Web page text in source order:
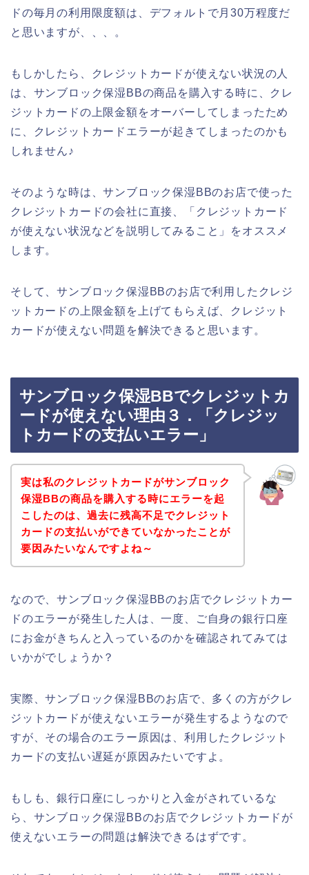
ドの毎月の利用限度額は、デフォルトで月30万程度だ
と思いますが、、、。
もしかしたら、クレジットカードが使えない状況の人
は、サンブロック保湿BBの商品を購入する時に、クレ
ジットカードの上限金額をオーバーしてしまったため
に、クレジットカードエラーが起きてしまったのかも
しれません♪
そのような時は、サンブロック保湿BBのお店で使った
クレジットカードの会社に直接、「クレジットカード
が使えない状況などを説明してみること」をオススメ
します。
そして、サンブロック保湿BBのお店で利用したクレジ
ットカードの上限金額を上げてもらえば、クレジット
カードが使えない問題を解決できると思います。
サンブロック保湿BBでクレジットカ
ードが使えない理由３．「クレジッ
トカードの支払いエラー」
実は私のクレジットカードがサンブロック
保湿BBの商品を購入する時にエラーを起
こしたのは、過去に残高不足でクレジット
カードの支払いができていなかったことが
要因みたいなんですよね～
なので、サンブロック保湿BBのお店でクレジットカー
ドのエラーが発生した人は、一度、ご自身の銀行口座
にお金がきちんと入っているのかを確認されてみては
いかがでしょうか？
実際、サンブロック保湿BBのお店で、多くの方がクレ
ジットカードが使えないエラーが発生するようなので
すが、その場合のエラー原因は、利用したクレジット
カードの支払い遅延が原因みたいですよ。
もしも、銀行口座にしっかりと入金がされているな
ら、サンブロック保湿BBのお店でクレジットカードが
使えないエラーの問題は解決できるはずです。